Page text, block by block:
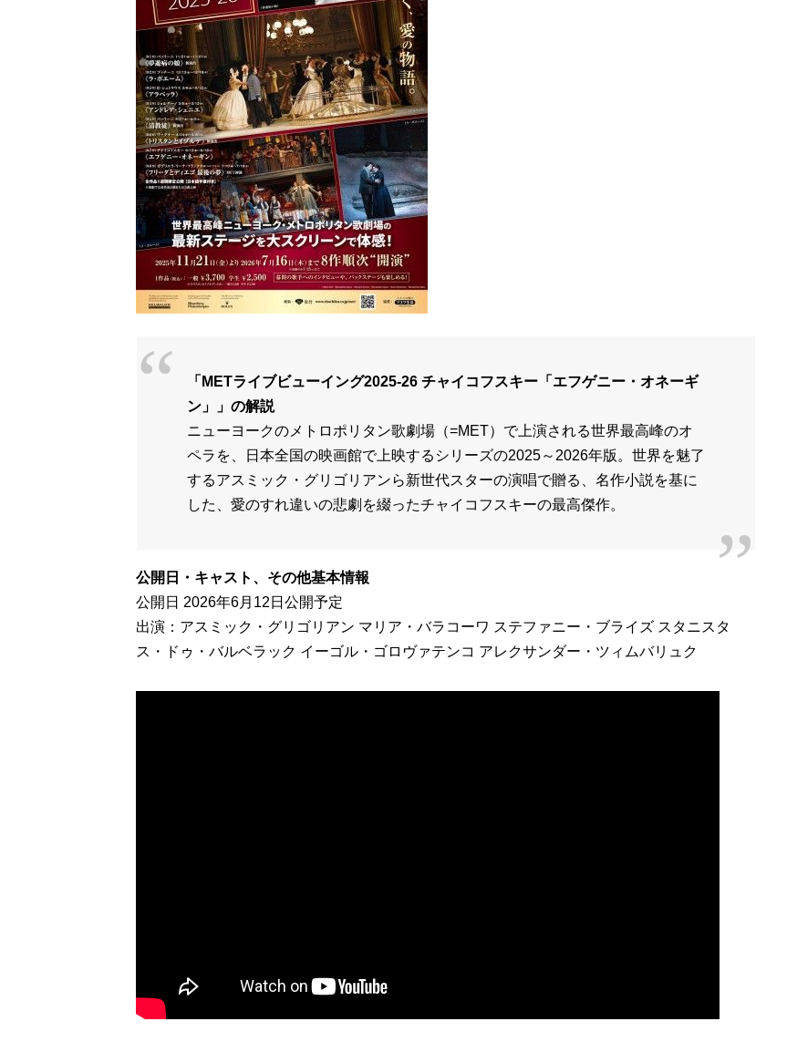
「METライブビューイング2025-26 チャイコフスキー「エフゲニー・オネーギ
ン」」の解説
ニューヨークのメトロポリタン歌劇場（=MET）で上演される世界最高峰のオ
ペラを、日本全国の映画館で上映するシリーズの2025～2026年版。世界を魅了
するアスミック・グリゴリアンら新世代スターの演唱で贈る、名作小説を基に
した、愛のすれ違いの悲劇を綴ったチャイコフスキーの最高傑作。
公開日・キャスト、その他基本情報
公開日 2026年6月12日公開予定
出演：アスミック・グリゴリアン マリア・バラコーワ ステファニー・ブライズ スタニスタ
ス・ドゥ・バルベラック イーゴル・ゴロヴァテンコ アレクサンダー・ツィムバリュク